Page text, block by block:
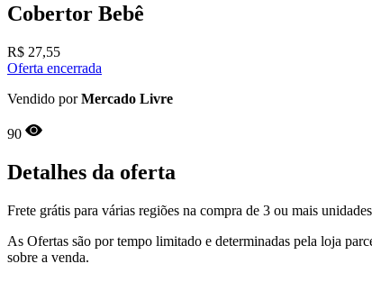
Cobertor Bebê
R$ 27,55
Oferta encerrada
Vendido porMercado Livre
90
Detalhes da oferta
Frete grátis para várias regiões na compra de 3 ou mais unidades
As Ofertas são por tempo limitado e determinadas pela loja
sobre a venda.